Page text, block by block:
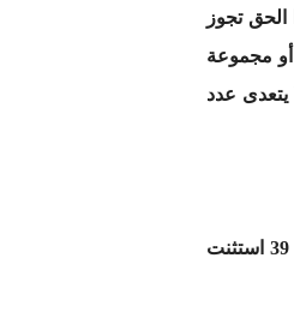
تجوز
أو مجموعة
عدد
إذا كان بالإمكان ممارسة حق الأفضلية في مواجهة المشتري لشقة خاضعة لنظام الملكية المشتركة، فإن هذا ليس على إطلاقه، ذلك أن المادة 39 استثنت